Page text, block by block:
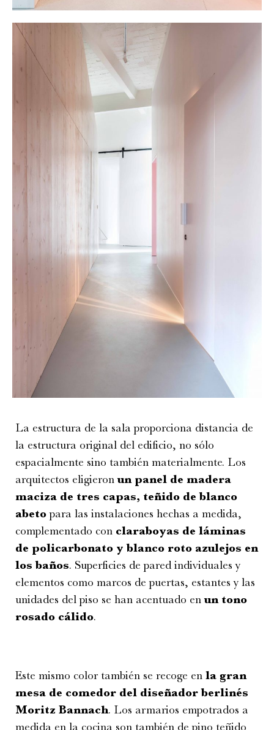
La estructura de la sala proporciona distancia de
la estructura original del edificio, no sólo
espacialmente sino también materialmente. Los
arquitectos eligieronun panel de madera
maciza de tres capas, teñido de blanco
abetopara las instalaciones hechas a medida,
complementado con claraboyas de láminas
de policarbonato y blanco roto azulejos en
los baños. Superficies de pared individuales y
elementos como marcos de puertas, estantes y las
unidades del piso se han acentuado enun tono
rosado cálido.
Este mismo color también se recoge en la gran
mesa de comedor del diseñador berlinés
Moritz Bannach. Los armarios empotrados a
medida en la cocina son también de pino teñido